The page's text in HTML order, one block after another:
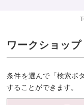
ワークショッ
条件を選んで「検索ボ
することができます。